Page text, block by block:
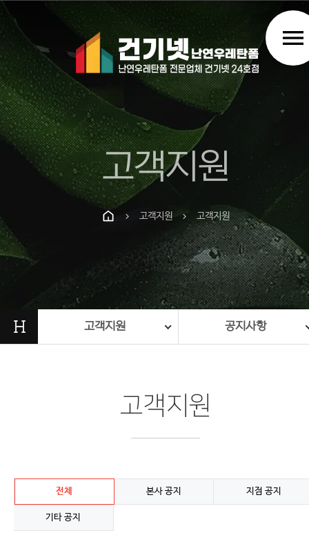
menu
고객지원
chevron_right 고객지원 chevron_right 고객지원
H 고객지원 공지사항
고객지원
전체 본사 공지 지점 공지
기타 공지